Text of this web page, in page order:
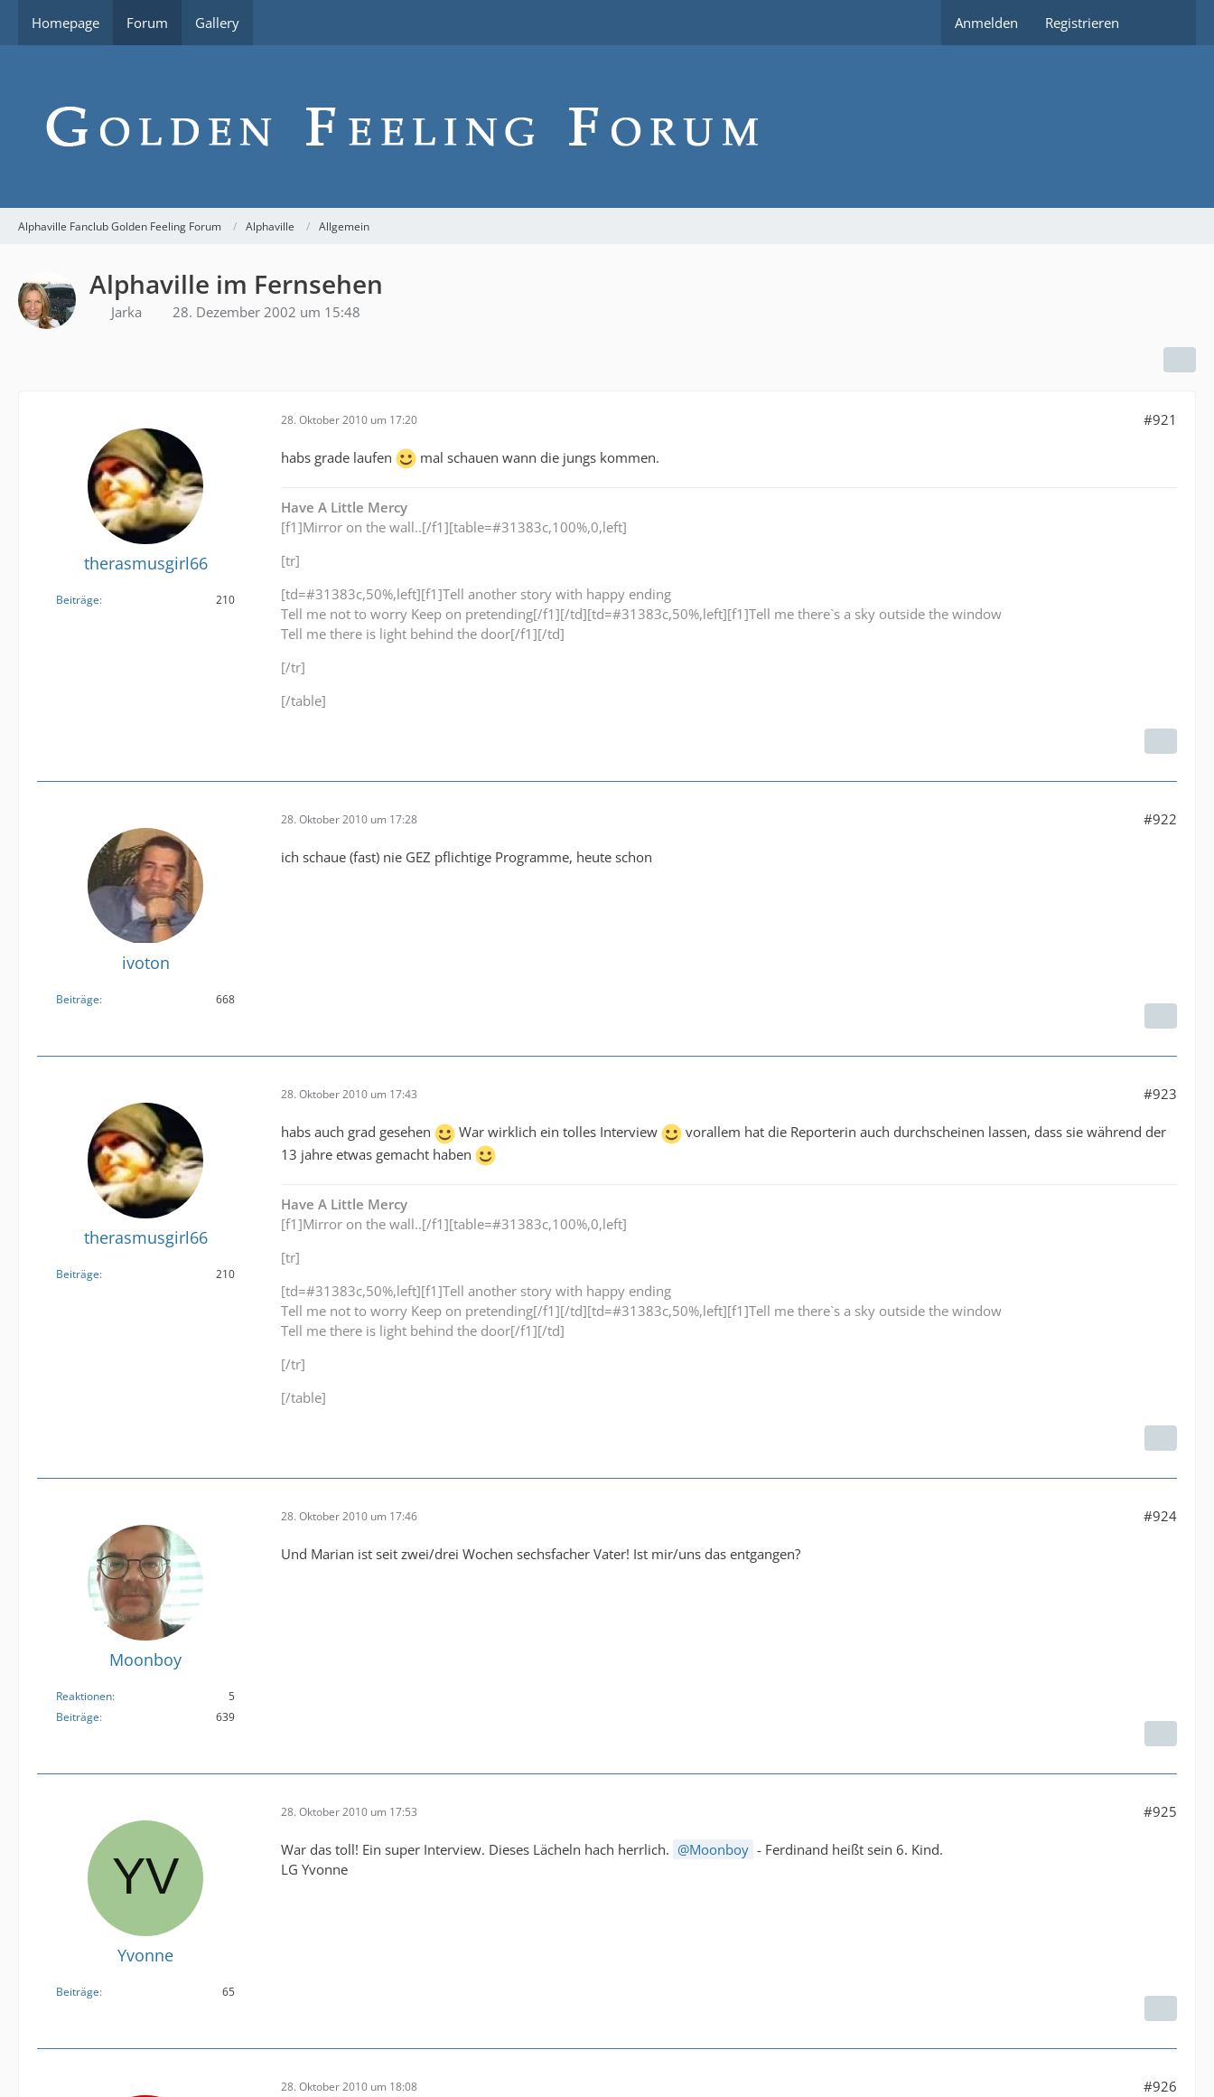
Homepage Forum Gallery Anmelden Registrieren
Alphaville Fanclub Golden Feeling Forum Alphaville Allgemein
Alphaville im Fernsehen
Jarka 28. Dezember 2002 um 15:48
therasmusgirl66
Beiträge 210
28. Oktober 2010 um 17:20 #921
habs grade laufen mal schauen wann die jungs kommen.
Have A Little Mercy
[f1]Mirror on the wall..[/f1][table=#31383c,100%,0,left]
[tr]
[td=#31383c,50%,left][f1]Tell another story with happy ending
Tell me not to worry Keep on pretending[/f1][/td][td=#31383c,50%,left][f1]Tell me there`s a sky outside the window
Tell me there is light behind the door[/f1][/td]
[/tr]
[/table]
ivoton
Beiträge 668
28. Oktober 2010 um 17:28 #922
ich schaue (fast) nie GEZ pflichtige Programme, heute schon
therasmusgirl66
Beiträge 210
28. Oktober 2010 um 17:43 #923
habs auch grad gesehen War wirklich ein tolles Interview
vorallem hat die Reporterin auch durchscheinen lassen, dass sie während der
13 jahre etwas gemacht haben
Have A Little Mercy
[f1]Mirror on the wall..[/f1][table=#31383c,100%,0,left]
[tr]
[td=#31383c,50%,left][f1]Tell another story with happy ending
Tell me not to worry Keep on pretending[/f1][/td][td=#31383c,50%,left][f1]Tell me there`s a sky outside the window
Tell me there is light behind the door[/f1][/td]
[/tr]
[/table]
Moonboy
Reaktionen
5
Beiträge
639
28. Oktober 2010 um 17:46 #924
Und Marian ist seit zwei/drei Wochen sechsfacher Vater! Ist mir/uns das entgangen?
Yvonne
Beiträge 65
28. Oktober 2010 um 17:53 #925
War das toll! Ein super Interview. Dieses Lächeln hach herrlich. Moonboy - Ferdinand heißt sein 6. Kind.
LG Yvonne
28. Oktober 2010 um 18:08 #926